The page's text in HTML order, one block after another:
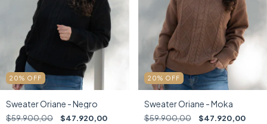
20% OFF
Sweater Oriane - Negro
$59.900,00 $47.920,00
20% OFF
Sweater Oriane - Moka
$59.900,00 $47.920,00